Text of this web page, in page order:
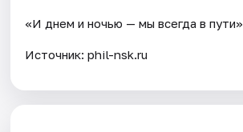
«И днем и ночью — мы всегда в пути»
Источник: phil-nsk.ru